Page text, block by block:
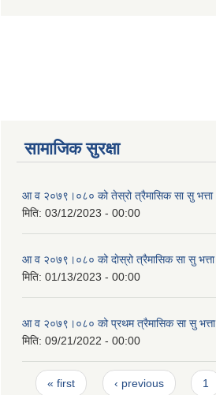
सामाजिक सुरक्षा
आ व २०७९।०८० को तेस्रो त्रैमासिक सा सु भत्ता
मिति: 03/12/2023 - 00:00
आ व २०७९।०८० को दाेस्रो त्रैमासिक सा सु भत्ता
मिति: 01/13/2023 - 00:00
आ व २०७९।०८० को प्रथम त्रैमासिक सा सु भत्ता
मिति: 09/21/2022 - 00:00
Pages
« first ‹ previous
1